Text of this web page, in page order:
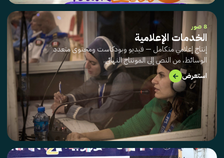
8 صور
الخدمات الإعلامية
إنتاج إعلامي متكامل — فيديو وبودكاست ومحتوى متعدد
الوسائط، من النص إلى المونتاج النهائي.
استعرض →